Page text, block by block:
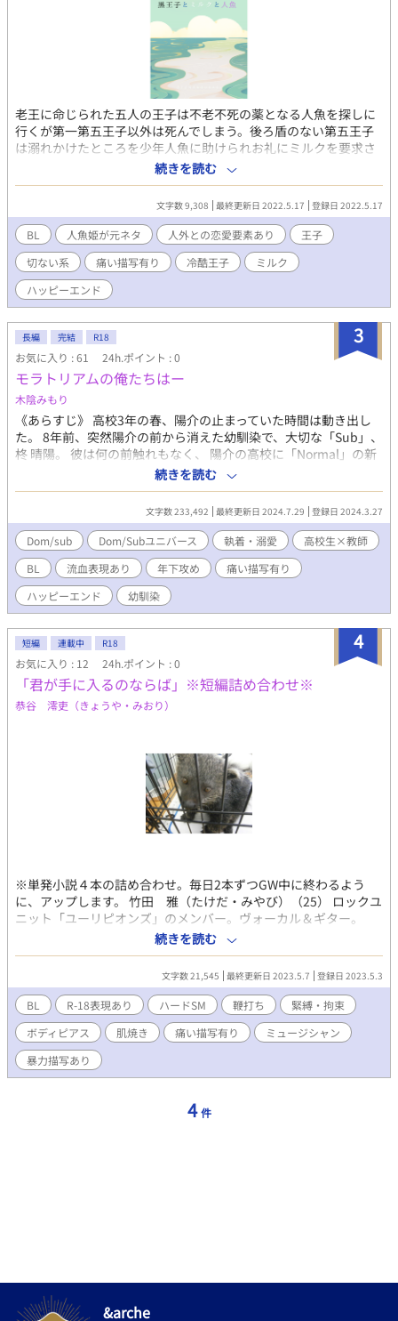
老王に命じられた五人の王子は不老不死の薬となる人魚を探しに
行くが第一第五王子以外は死んでしまう。後ろ盾のない第五王子
は溺れかけたところを少年人魚に助けられお礼にミルクを要求さ
れるが…… せつないのに！！って感想いただいた当作品。の
に！！の理由はお読みいただければおわかりになるかと思いま
す。 こちらの作品はTwitterで突発的に行われた２０２２GW覆面
企画に参加した作品になります。 人魚姫の１シーン王子様を助け
る人魚を入れるというお題に沿って作者名を隠した３４作品が参
加した覆面企画。作品投稿 → 読者による作者推測 → 作者
発表 → 作者によるあとがき公開 → 勝手に表彰式 → お
まけとしてイラスト公開 ２０２２年６月８日までは掲示板が公開
されていますので御覧ください。
ころで活躍されている作家さん達による狂宴（漢字はまちがって
ません）。 あーたのしかったぁ。
続きを読む
文字数 9,308 最終更新日 2022.5.17 登録日 2022.5.17
BL 人魚姫が元ネタ 人外との恋愛要素あり
王子
切ない系
痛い描写有り 冷酷王子
ミルク
ハッピーエンド
3
長編 完結 R18
お気に入り : 61 24h.ポイント : 0
モラトリアムの俺たちはー
木陰みもり
《あらすじ》 高校3年の春、陽介の止まっていた時間は動き出し
た。 8年前、突然陽介の前から消えた幼馴染で、大切な「Sub」、
柊 晴陽。 彼は何の前触れもなく、 陽介の高校に「Normal」の新
任教師としてやってきた。 「自分はNormalである」と説明する晴
陽に動揺を隠しきれない陽介は、 真相を突き止めるため、晴陽に
会いに行く。 ーーこの新任教師は、陽介の大切なSubなのか、そ
れとも… 8年前、柊晴陽の身に起きた出来事をきっかけに、
Dom/Subという第二の性に向き合い、悩み、 自分の特異的な性
質に、彼らは向き合っていくことになる。 【Dom高校生：椎名陽
介】と【Sub教師：柊晴陽】が織りなす 重くて甘い、愛の物語ー
ー ★暴力的表現や、性的描写を含みます。 突然そういったシー
ンに突入する場合があるので、 心構えをお願いします。 ★ご都
ら幸いです ★更新は毎日21時更新を予定しています。
続きを読む
文字数 233,492 最終更新日 2024.7.29 登録日 2024.3.27
Dom/sub Dom/Subユニバース 執着・溺愛
高校生×教師
BL
流血表現あり 年下攻め
痛い描写有り
ハッピーエンド
幼馴染
4
短編 連載中 R18
お気に入り : 12 24h.ポイント : 0
「君が手に入るのならば」※短編詰め合わせ※
恭谷 澪吏（きょうや・みおり）
※単発小説４本の詰め合わせ。毎日2本ずつGW中に終わるよう
に、アップします。 竹田 雅（たけだ・みやび）（25） ロックユ
ニット「ユーリピオンズ」のメンバー。ヴォーカル＆ギター。
駄々洩れセクシーなミュージシャン。人気も高い。 攻め（S）に
ユニット参加の条件として、自分の身体を提供する。 ハードなエ
ス嗜好の攻めにひどい目に合わされているけれど、次第にその快
楽に目覚めていく。 藤原 隆平（ふじわら・りゅうへい）（27）
「ユーリピオンズ」のメンバー。ウッドベース＆ベース。地味系
男子。常に中折れ帽を被っている。 スタジオミュージシャンをし
ていたが、その類稀なるスキルに竹田が惚れ、熱心に口説いて
「ユーリピオンズ」に加入。 条件として竹田の身体を好きにさせ
るという無茶を言い、竹田がそれを飲んだ。 好きなプレイ→鞭打
続きを読む
文字数 21,545 最終更新日 2023.5.7 登録日 2023.5.3
BL R-18表現あり ハードSM 鞭打ち
緊縛・拘束
ボディピアス
肌焼き 痛い描写有り
ミュージシャン
暴力描写あり
4 件
&arche